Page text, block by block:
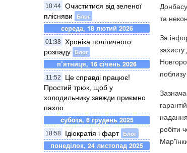
10:44 Очиститися від зеленої
плісняви
Блог
середа, 18 лютий 2026
01:38 Хроніка політичного
розпаду Блог
п’ятниця, 16 січень 2026
11:52
Це справді працює!
Простий трюк, щоб у
холодильнику завжди приємно
пахло
субота, 6 грудень 2025
18:58 Ідіократія і фарт Блог
понеділок, 24 листопад 2025
та
За
робіти